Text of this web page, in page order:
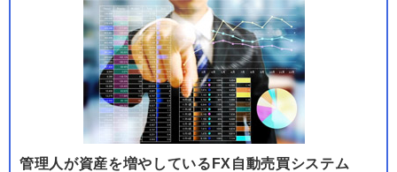
管理人が資産を増やしているFX自動売買システム